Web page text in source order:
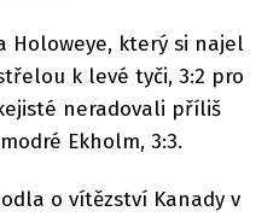
Holoweye, který si najel
k levé tyči, 3:2 pro
neradovali příliš
Ekholm, 3:3.
o vítězství Kanady v